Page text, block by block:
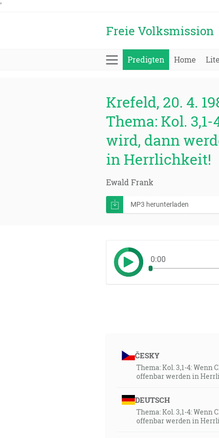
'
Freie Volksmission
Predigten Home
Krefeld, 20. 4.
Thema: Kol.
wird, dann
in Herrlichkeit!
Ewald Frank
MP3 herunterladen
0:00
ČESKY
Thema: Kol. 3,1-4:
offenbar werden in
DEUTSCH
Thema: Kol. 3,1-4:
offenbar werden in